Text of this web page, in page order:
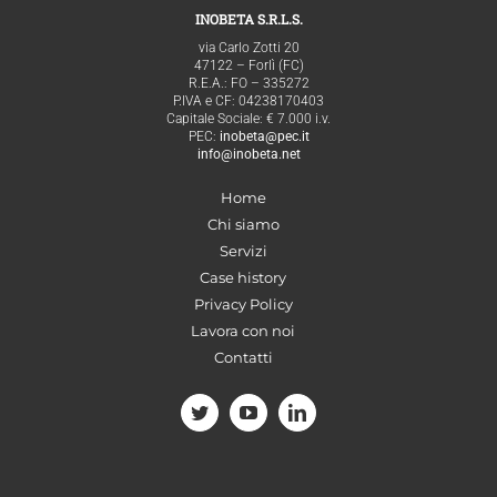
INOBETA S.R.L.S.
via Carlo Zotti 20
47122 – Forlì (FC)
R.E.A.: FO – 335272
P.IVA e CF: 04238170403
Capitale Sociale: € 7.000 i.v.
PEC: inobeta@pec.it
info@inobeta.net
Home
Chi siamo
Servizi
Case history
Privacy Policy
Lavora con noi
Contatti